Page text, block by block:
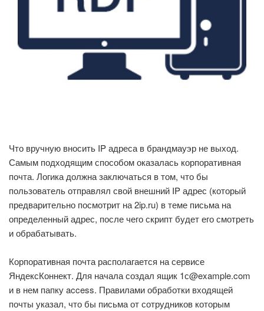
Что вручную вносить IP адреса в брандмауэр не выход.
Самым подходящим способом оказалась корпоративная
почта. Логика должна заключаться в том, что бы
пользователь отправлял свой внешний IP адрес (который
предварительно посмотрит на 2ip.ru) в теме письма на
определенный адрес, после чего скрипт будет его смотреть
и обрабатывать.
Корпоративная почта располагается на сервисе
ЯндексКоннект. Для начала создал ящик 1с@example.com
и в нем папку access. Правилами обработки входящей
почты указал, что бы письма от сотрудников которым